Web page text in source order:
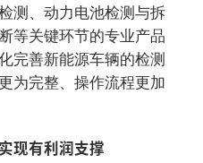
测、动力电池检测与拆
等关键环节的专业产品
完善新能源车辆的检测
为完整、操作流程更加
现有利润支撑